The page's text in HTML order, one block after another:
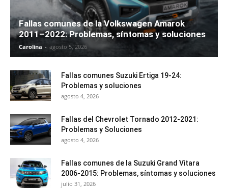
Fallas comunes de la Volkswagen Amarok
2011–2022: Problemas, síntomas y soluciones
Carolina - agosto 5, 2026
Fallas comunes Suzuki Ertiga 19-24:
Problemas y soluciones
agosto 4, 2026
Fallas del Chevrolet Tornado 2012-2021:
Problemas y Soluciones
agosto 4, 2026
Fallas comunes de la Suzuki Grand Vitara
2006-2015: Problemas, síntomas y soluciones
julio 31, 2026